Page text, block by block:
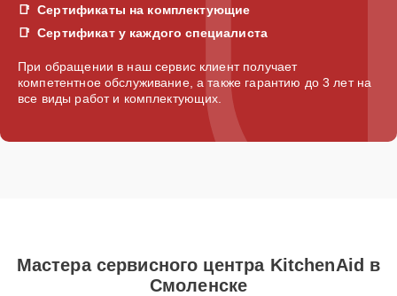
Сертификаты на комплектующие
Сертификат у каждого специалиста
При обращении в наш сервис клиент получает
компетентное обслуживание, а также гарантию до 3 лет на
все виды работ и комплектующих.
Мастера сервисного центра KitchenAid в
Смоленске